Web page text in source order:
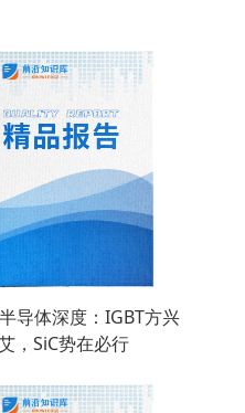
导体深度：IGBT方兴
，SiC势在必行